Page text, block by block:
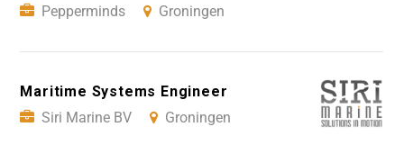
Pepperminds
Groningen
Maritime Systems Engineer
Siri Marine BV
Groningen